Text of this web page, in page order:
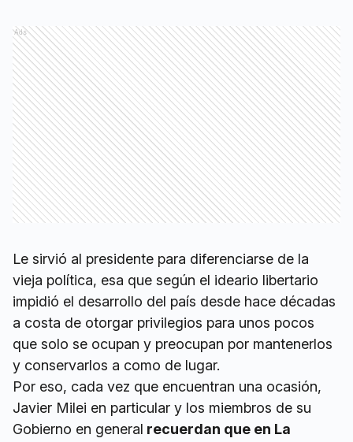
Ads
Le sirvió al presidente para diferenciarse de la
vieja política, esa que según el ideario libertario
impidió el desarrollo del país desde hace décadas
a costa de otorgar privilegios para unos pocos
que solo se ocupan y preocupan por mantenerlos
y conservarlos a como de lugar.
Por eso, cada vez que encuentran una ocasión,
Javier Milei en particular y los miembros de su
Gobierno en general recuerdan que en La